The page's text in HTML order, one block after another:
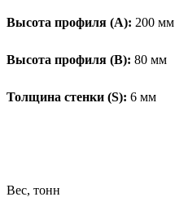
Высота профиля (А): 200 мм
Высота профиля (B): 80 мм
Толщина стенки (S): 6 мм
Вес, тонн